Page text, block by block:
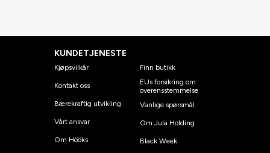
KUNDETJENESTE
Kjøpsvilkår
Kontakt oss
Bærekraftig utvikling
Vårt ansvar
Om Hööks
Finn butikk
EUs forsikring om
overensstemmelse
Vanlige spørsmål
Om Jula Holding
Black Week